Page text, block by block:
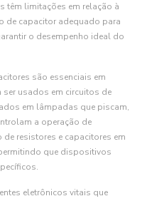
têm limitações em relação à
de capacitor adequado para
o desempenho ideal do
são essenciais em
usados em circuitos de
em lâmpadas que piscam,
a operação de
resistores e capacitores em
que dispositivos
eletrônicos vitais que